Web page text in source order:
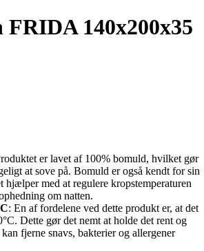
FRIDA 140x200x35
er lavet af 100% bomuld, hvilket gør
at sove på. Bomuld er også kendt for sin
hjælper med at regulere kropstemperaturen
om natten.
: En af fordelene ved dette produkt er, at det
Dette gør det nemt at holde det rent og
fjerne snavs, bakterier og allergener